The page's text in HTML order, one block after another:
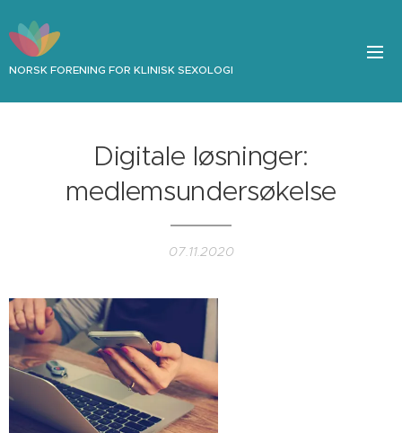
NORSK FORENING FOR KLINISK SEXOLOGI
Digitale løsninger:
medlemsundersøkelse
07.11.2020